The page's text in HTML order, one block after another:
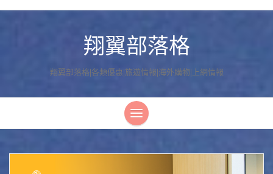
翔翼部落格
翔翼部落格|各類優惠|旅遊情報|海外購物|上網情報